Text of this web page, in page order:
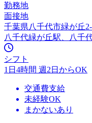
勤務地
面接地
千葉県八千代市緑が丘
八千代緑が丘駅、八千
シフト
1日4時間 週2日からOK
交通費支給
未経験OK
まかないあり